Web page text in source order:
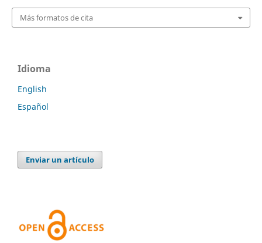
Más formatos de cita
Idioma
English
Español
Enviar un artículo